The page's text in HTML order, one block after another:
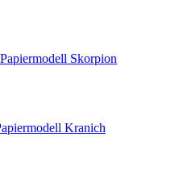
Skorpion
Kranich